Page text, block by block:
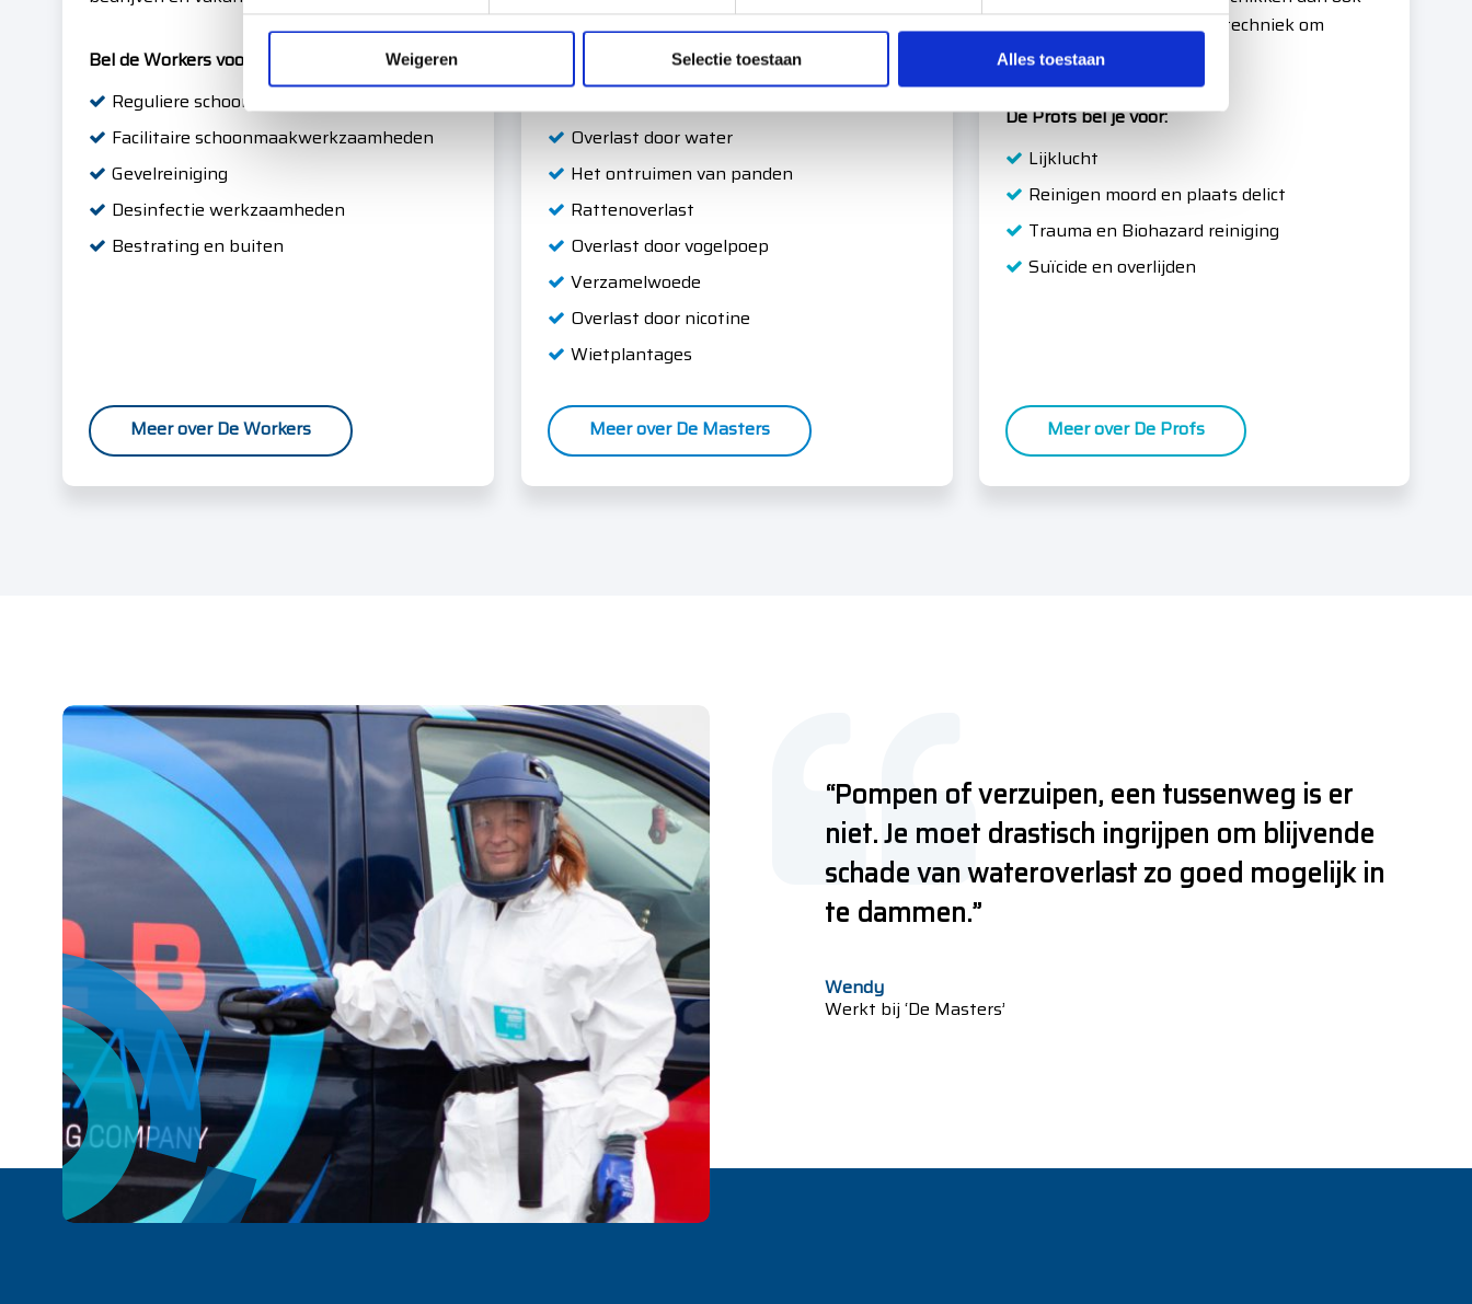
m
i
n
s
e
e
Weigeren Selectie toestaan Alles toestaan
Bel de Workers voor:
Reguliere schoonmaak
Facilitaire schoonmaakwerkzaamheden
Gevelreiniging
Desinfectie werkzaamheden
Bestrating en buiten
Meer over De Workers
De Masters bel je voor:
Overlast door water
Het ontruimen van panden
Rattenoverlast
Overlast door vogelpoep
Verzamelwoede
Overlast door nicotine
Wietplantages
Meer over De Masters
over de juiste middelen en techniek om
hiervoor te zorgen.
De Profs bel je voor:
Lijklucht
Reinigen moord en plaats delict
Trauma en Biohazard reiniging
Suïcide en overlijden
Meer over De Profs
“Pompen of verzuipen, een tussenweg is er
niet. Je moet drastisch ingrijpen om blijvende
schade van wateroverlast zo goed mogelijk in
te dammen.”
Wendy
Werkt bij ‘De Masters’